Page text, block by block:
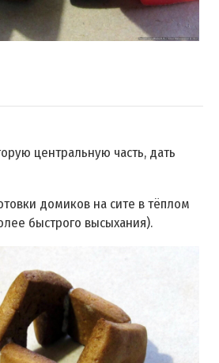
центральную часть, дать
домиков на сите в тёплом
быстрого высыхания).